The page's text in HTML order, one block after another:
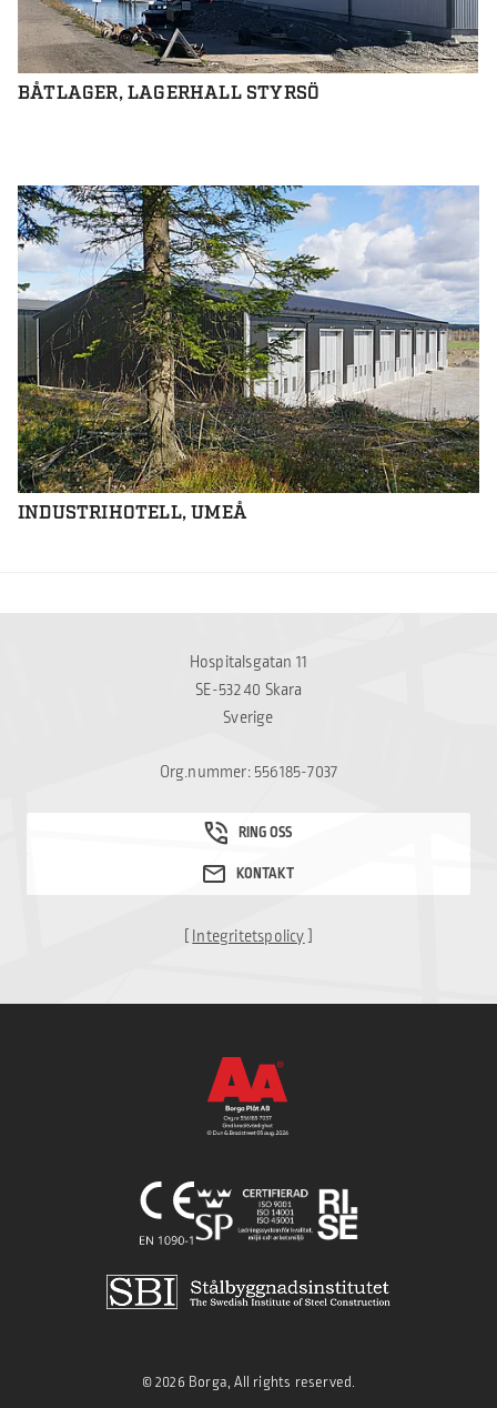
BÅTLAGER, LAGERHALL STYRSÖ
INDUSTRIHOTELL, UMEÅ
Hospitalsgatan 11
SE-532 40 Skara
Sverige
Org.nummer: 556185-7037
[Integritetspolicy]
© 2026 Borga, All rights reserved.